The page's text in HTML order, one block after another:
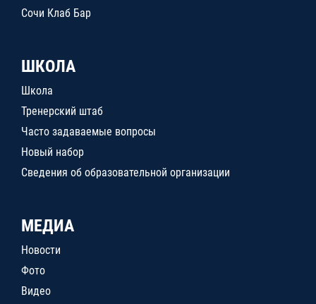
Сочи Клаб Бар
ШКОЛА
Школа
Тренерский штаб
Часто задаваемые вопросы
Новый набор
Сведения об образовательной организации
МЕДИА
Новости
Фото
Видео